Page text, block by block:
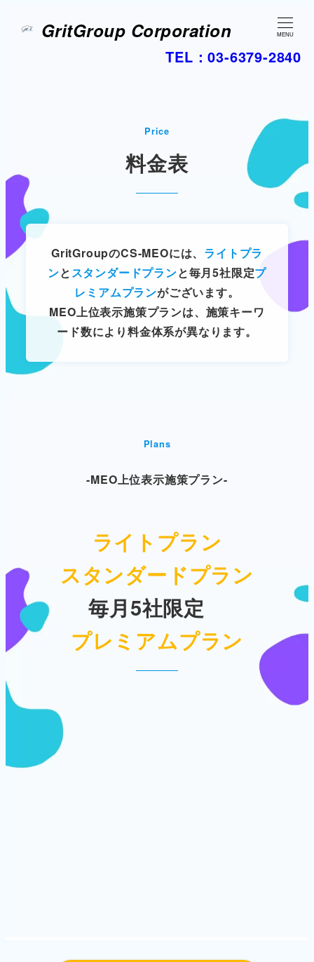
GritGroup Corporation MENU
Price
料金表
TEL：03-6379-2840
GritGroupのCS-MEOには、 ライトプラ
ンとスタンダードプランと毎月5社限定プ
レミアムプランがございます。
MEO上位表示施策プランは、施策キーワ
ード数により料金体系が異なります。
Plans
-MEO上位表示施策プラン-
ライトプラン
スタンダードプラン
毎月5社限定
プレミアムプラン